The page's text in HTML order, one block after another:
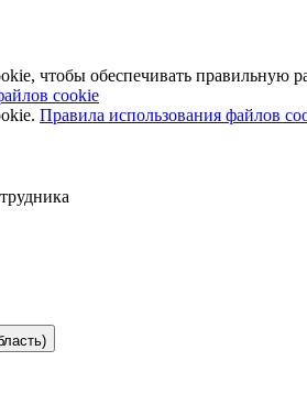
чтобы обеспечивать правильную
cookie
Правила использования файлов